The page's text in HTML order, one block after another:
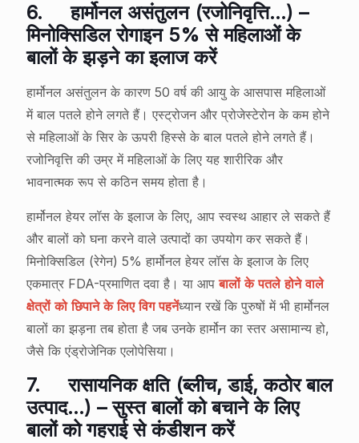
6.हार्मोनल असंतुलन (रजोनिवृत्ति…) –
मिनोक्सिडिल रोगाइन 5% से महिलाओं के
बालों के झड़ने का इलाज करें
हार्मोनल असंतुलन के कारण 50 वर्ष की आयु के आसपास महिलाओं
में बाल पतले होने लगते हैं। एस्ट्रोजन और प्रोजेस्टेरोन के कम होने
से महिलाओं के सिर के ऊपरी हिस्से के बाल पतले होने लगते हैं।
रजोनिवृत्ति की उम्र में महिलाओं के लिए यह शारीरिक और
भावनात्मक रूप से कठिन समय होता है।
हार्मोनल हेयर लॉस के इलाज के लिए, आप स्वस्थ आहार ले सकते हैं
और बालों को घना करने वाले उत्पादों का उपयोग कर सकते हैं।
मिनोक्सिडिल (रेगेन) 5% हार्मोनल हेयर लॉस के इलाज के लिए
एकमात्र FDA-प्रमाणित दवा है। या आपबालों के पतले होने वाले
क्षेत्रों को छिपाने के लिए विग पहनेंध्यान रखें कि पुरुषों में भी हार्मोनल
बालों का झड़ना तब होता है जब उनके हार्मोन का स्तर असामान्य हो,
जैसे कि एंड्रोजेनिक एलोपेसिया।
7.रासायनिक क्षति (ब्लीच, डाई, कठोर बाल
उत्पाद…) – सुस्त बालों को बचाने के लिए
बालों को गहराई से कंडीशन करें